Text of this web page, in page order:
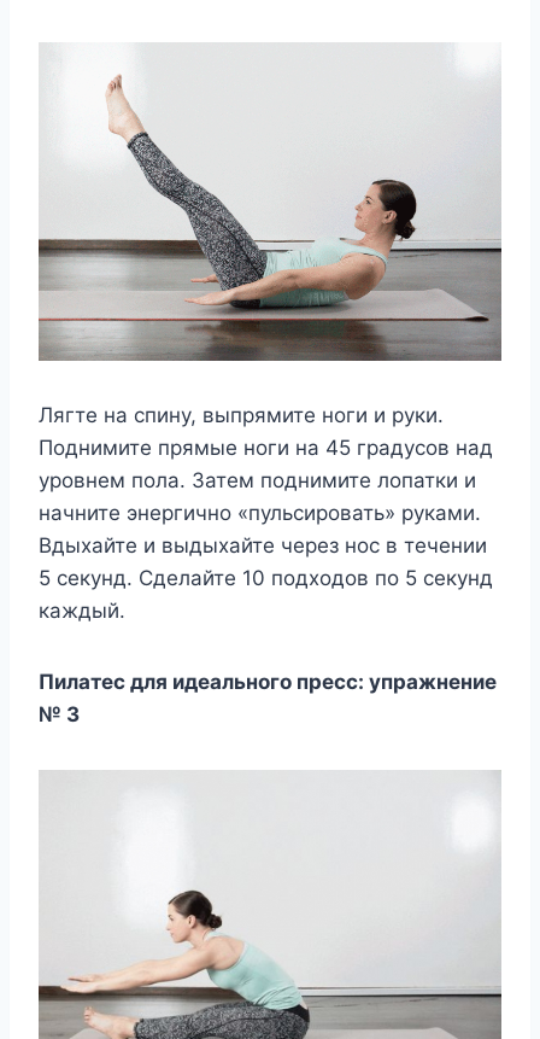
Лягте на спину, выпрямите ноги и руки.
Поднимите прямые ноги на 45 градусов над
уровнем пола. Затем поднимите лопатки и
начните энергично «пульсировать» руками.
Вдыхайте и выдыхайте через нос в течении
5 секунд. Сделайте 10 подходов по 5 секунд
каждый.
Пилатес для идеального пресс: упражнение
№ 3